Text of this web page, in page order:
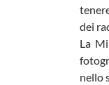
dei
La
nello